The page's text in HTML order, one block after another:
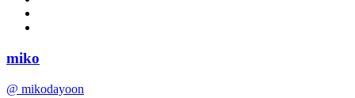
miko
@ mikodayoon